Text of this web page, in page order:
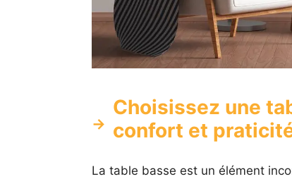
Choisissez une
confort et
La table basse est un élément